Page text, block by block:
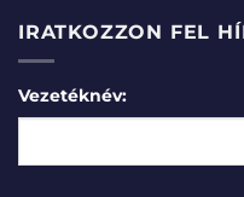
IRATKOZZON FEL
Vezetéknév: